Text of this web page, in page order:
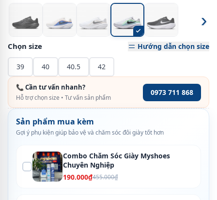
›
Chọn size Hướng dẫn chọn size
39 40 40.5 42
📞 Cần tư vấn nhanh?
Hỗ trợ chọn size • Tư vấn sản phẩm
0973 711 868
Sản phẩm mua kèm
Gợi ý phụ kiện giúp bảo vệ và chăm sóc đôi giày tốt hơn
Combo Chăm Sóc Giày Myshoes
Chuyên Nghiệp
190.000₫455.000₫